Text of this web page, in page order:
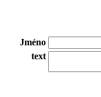
Jméno
text